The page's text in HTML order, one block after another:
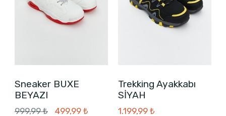
Sneaker BUXE
BEYAZI
999,99 ₺ 499,99 ₺
Trekking Ayakkabı
SİYAH
1.199,99 ₺